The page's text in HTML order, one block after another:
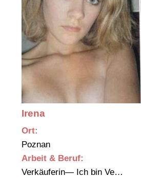
Irena
Ort:
Poznan
Arbeit & Beruf:
Verkäuferin— Ich bin Ve…